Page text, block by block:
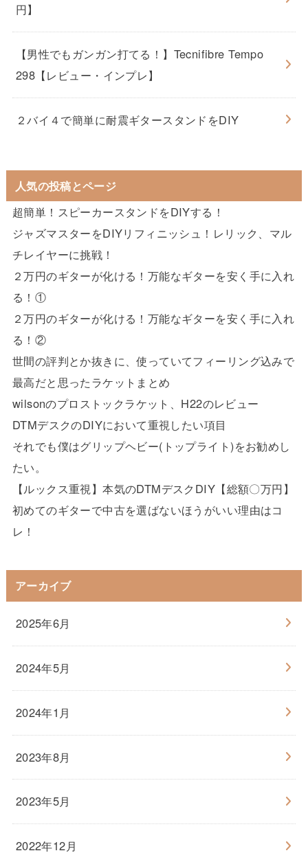
円】
【男性でもガンガン打てる！】Tecnifibre Tempo
298【レビュー・インプレ】
２バイ４で簡単に耐震ギタースタンドをDIY
人気の投稿とページ
超簡単！スピーカースタンドをDIYする！
ジャズマスターをDIYリフィニッシュ！レリック、マル
チレイヤーに挑戦！
２万円のギターが化ける！万能なギターを安く手に入れ
る！①
２万円のギターが化ける！万能なギターを安く手に入れ
る！②
世間の評判とか抜きに、使っていてフィーリング込みで
最高だと思ったラケットまとめ
wilsonのプロストックラケット、H22のレビュー
DTMデスクのDIYにおいて重視したい項目
それでも僕はグリップヘビー(トップライト)をお勧めし
たい。
【ルックス重視】本気のDTMデスクDIY【総額〇万円】
初めてのギターで中古を選ばないほうがいい理由はコ
レ！
アーカイブ
2025年6月
2024年5月
2024年1月
2023年8月
2023年5月
2022年12月